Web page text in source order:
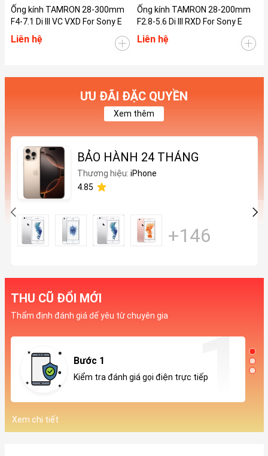
Ống kính TAMRON 28-300mm
F4-7.1 Di III VC VXD For Sony E
Liên hệ
Ống kính TAMRON 28-200mm
F2.8-5.6 Di III RXD For Sony E
Liên hệ
ƯU ĐÃI ĐẶC QUYỀN
Xem thêm
BẢO HÀNH 24 THÁNG
Thương hiệu: iPhone
4.85
+146
THU CŨ ĐỔI MỚI
Thẩm định đánh giá dế yêu từ chuyên gia
Xem chi tiết
Bước 1
Kiểm tra đánh giá gọi điện trực tiếp